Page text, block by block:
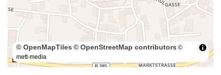
100 m
© OpenMapTiles © OpenStreetMap contributors ©
mett-media